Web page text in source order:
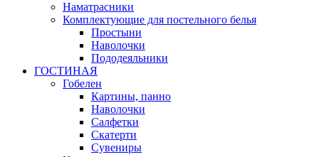
Наматраcники
Комплектующие для постельного белья
Простыни
Наволочки
Пододеяльники
ГОСТИНАЯ
Гобелен
Картины, панно
Наволочки
Салфетки
Скатерти
Сувениры